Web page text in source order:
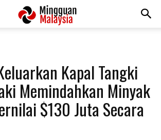
Kapal Tangki
Memindahkan Minyak
$130 Juta Secara